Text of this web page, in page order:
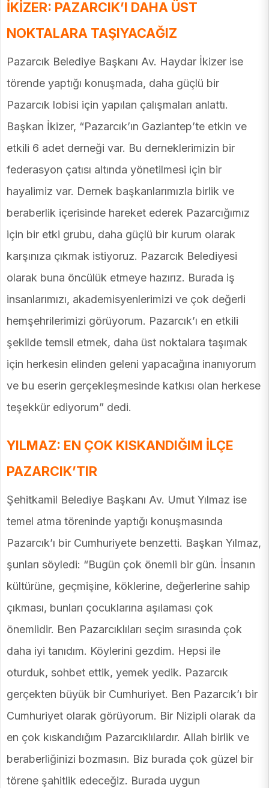
İKİZER: PAZARCIK’I DAHA ÜST
NOKTALARA TAŞIYACAĞIZ
Pazarcık Belediye Başkanı Av. Haydar İkizer ise
törende yaptığı konuşmada, daha güçlü bir
Pazarcık lobisi için yapılan çalışmaları anlattı.
Başkan İkizer, “Pazarcık’ın Gaziantep’te etkin ve
etkili 6 adet derneği var. Bu derneklerimizin bir
federasyon çatısı altında yönetilmesi için bir
hayalimiz var. Dernek başkanlarımızla birlik ve
beraberlik içerisinde hareket ederek Pazarcığımız
için bir etki grubu, daha güçlü bir kurum olarak
karşınıza çıkmak istiyoruz. Pazarcık Belediyesi
olarak buna öncülük etmeye hazırız. Burada iş
insanlarımızı, akademisyenlerimizi ve çok değerli
hemşehrilerimizi görüyorum. Pazarcık’ı en etkili
şekilde temsil etmek, daha üst noktalara taşımak
için herkesin elinden geleni yapacağına inanıyorum
ve bu eserin gerçekleşmesinde katkısı olan herkese
teşekkür ediyorum” dedi.
YILMAZ: EN ÇOK KISKANDIĞIM İLÇE
PAZARCIK’TIR
Şehitkamil Belediye Başkanı Av. Umut Yılmaz ise
temel atma töreninde yaptığı konuşmasında
Pazarcık’ı bir Cumhuriyete benzetti. Başkan Yılmaz,
şunları söyledi: “Bugün çok önemli bir gün. İnsanın
kültürüne, geçmişine, köklerine, değerlerine sahip
çıkması, bunları çocuklarına aşılaması çok
önemlidir. Ben Pazarcıklıları seçim sırasında çok
daha iyi tanıdım. Köylerini gezdim. Hepsi ile
oturduk, sohbet ettik, yemek yedik. Pazarcık
gerçekten büyük bir Cumhuriyet. Ben Pazarcık’ı bir
Cumhuriyet olarak görüyorum. Bir Nizipli olarak da
en çok kıskandığım Pazarcıklılardır. Allah birlik ve
beraberliğinizi bozmasın. Biz burada çok güzel bir
törene şahitlik edeceğiz. Burada uygun